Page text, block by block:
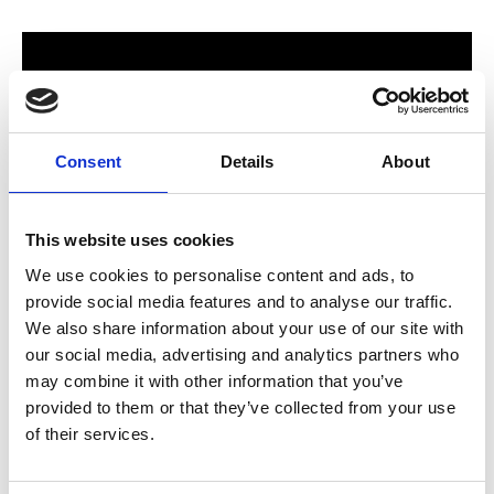
Consent Details About
This website uses cookies
We use cookies to personalise content and ads, to
provide social media features and to analyse our traffic.
We also share information about your use of our site with
our social media, advertising and analytics partners who
may combine it with other information that you’ve
provided to them or that they’ve collected from your use
of their services.
För hela familjen
2024 stod Varbergs nya butik och bygglagar klart. Förmodligen
ett av Sveriges mest välsorterade byggvaruhus som välkomnar
både dig som konsument och proffskund. Varbergs Trä har allt